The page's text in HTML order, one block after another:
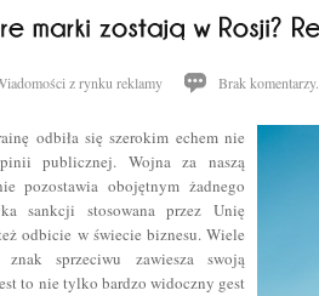
z rynku reklamy Brak komentarzy.
odbiła się szerokim echem nie
publicznej. Wojna za naszą
pozostawia obojętnym żadnego
sankcji stosowana przez Unię
odbicie w świecie biznesu. Wiele
sprzeciwu zawiesza swoją
to nie tylko bardzo widoczny gest